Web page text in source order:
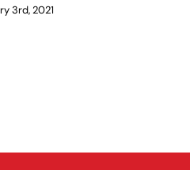
3rd, 2021